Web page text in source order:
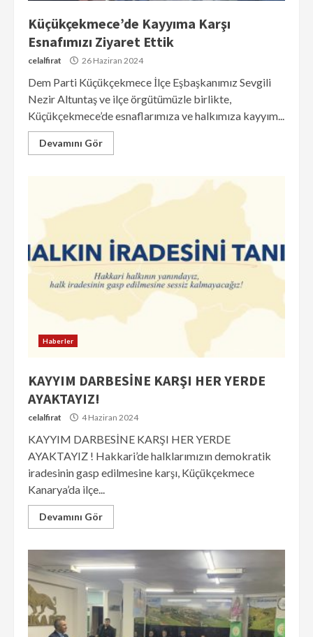
Küçükçekmece’de Kayyıma Karşı
Esnafımızı Ziyaret Ettik
celalfirat 26 Haziran 2024
Dem Parti Küçükçekmece İlçe Eşbaşkanımız Sevgili
Nezir Altuntaş ve ilçe örgütümüzle birlikte,
Küçükçekmece’de esnaflarımıza ve halkımıza kayyım...
Devamını Gör
Haberler
KAYYIM DARBESİNE KARŞI HER YERDE
AYAKTAYIZ!
celalfirat 4 Haziran 2024
KAYYIM DARBESİNE KARŞI HER YERDE
AYAKTAYIZ ! Hakkari’de halklarımızın demokratik
iradesinin gasp edilmesine karşı, Küçükçekmece
Kanarya’da ilçe...
Devamını Gör